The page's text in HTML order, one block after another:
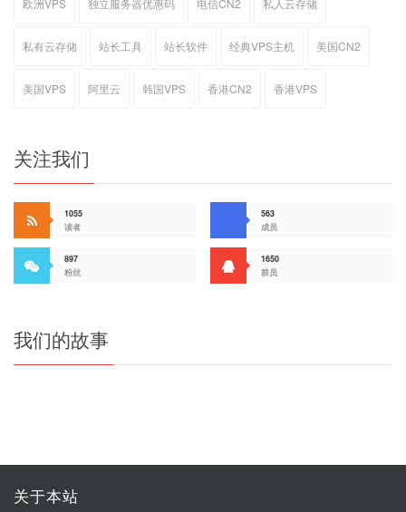
欧洲VPS 独立服务器优惠码 电信CN2 私人云存储
私有云存储 站长工具 站长软件 经典VPS主机 美国CN2
美国VPS 阿里云 韩国VPS 香港CN2 香港VPS
关注我们
1055
读者
563
成员
897
粉丝
1650
群员
我们的故事
关于本站